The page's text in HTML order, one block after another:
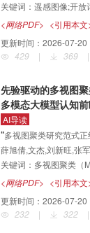
泛化潜力，介绍了其在
展，该团队系统梳理了
进，全面剖析了多项关
了核心挑战并展望未来
关键词： 遥感图像;开放词汇感知;
<网络PDF> <引用本文
更新时间： 2026-07-20
429
| 369 |
先验驱动的多视图
多模态大模型认知
AI导读
“多视图聚类研究范式
先验驱动的理论视角，
重构，为多模态大模型
新的研究路线。”
薛旭倩,文杰,刘新旺,张
关键词： 多视图聚类（MVC）;先验驱动
<网络PDF> <引用本文
更新时间： 2026-07-20
232
| 322 |